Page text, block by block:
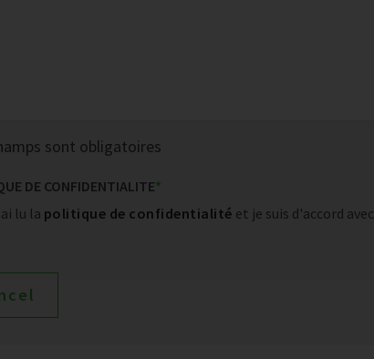
sont obligatoires
DE CONFIDENTIALITE*
lu la politique de confidentialité et je suis d'accord avec